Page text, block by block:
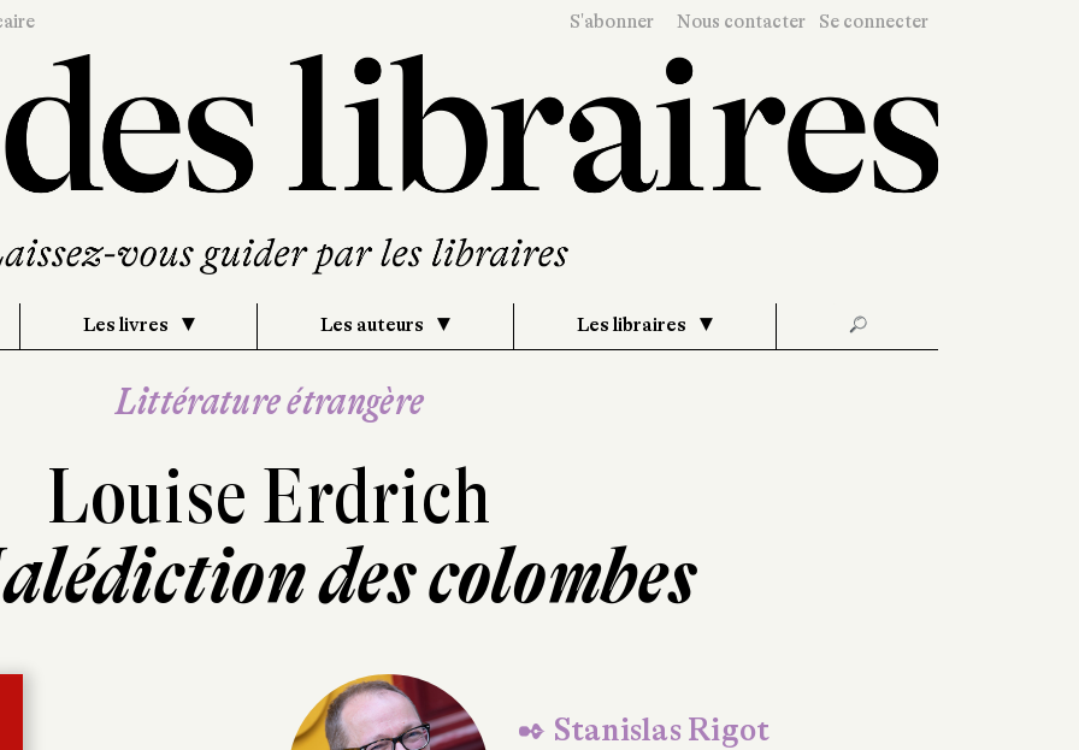
S'abonner Nous contacter Se connecter
Les livres Les auteurs Les libraires 🔎
Littérature étrangère
Louise Erdrich
des colombes
✒ Stanislas Rigot